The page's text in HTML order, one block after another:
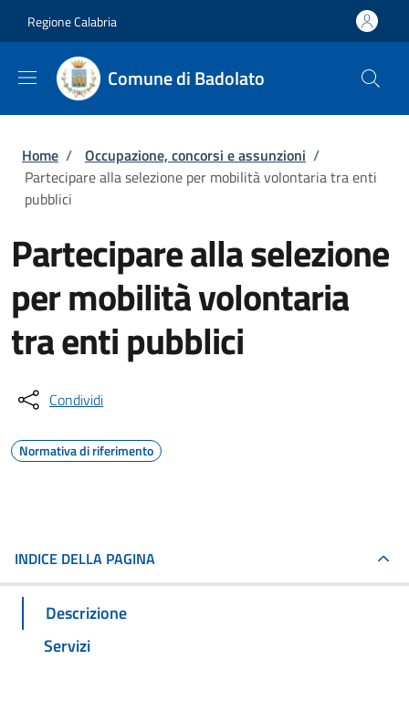
Regione Calabria
Comune di Badolato
Briciole di pane
Home / Occupazione, concorsi e assunzioni /
Partecipare alla selezione per mobilità volontaria tra enti
pubblici
Partecipare alla selezione
per mobilità volontaria
tra enti pubblici
Condividi
Normativa di riferimento
INDICE DELLA PAGINA
Descrizione
Servizi